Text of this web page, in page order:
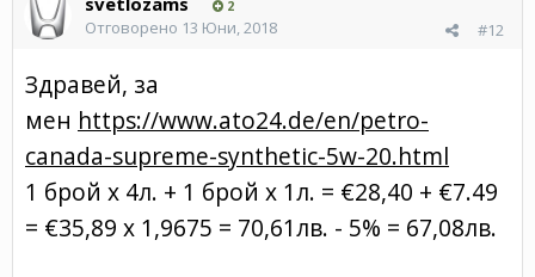
2
#12
Отговорено 13 Юни, 2018
Здравей, за
мен https://www.ato24.de/en/petro-
canada-supreme-synthetic-5w-20.html
1 брой x 4л. + 1 брой x 1л. = €28,40 + €7.49
= €35,89 x 1,9675 = 70,61лв. - 5% = 67,08лв.